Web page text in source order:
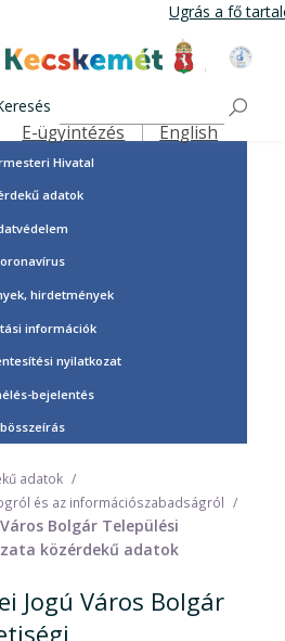
Ugrás a fő
Kecskemét Város
Felső navigáció
E-ügyintézés English
képviselők
Hivatal
adatok
hirdetmények
információk
nyilatkozat
bejelentés
adatok
és az információszabadságról
Bolgár Települési
közérdekű adatok
Jogú Város Bolgár